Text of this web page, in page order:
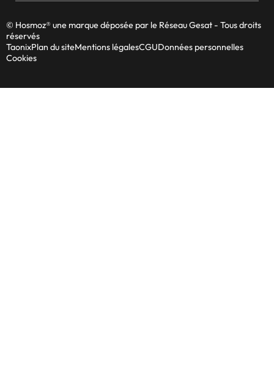
© Hosmoz® une marque déposée par le Réseau Gesat - Tous droits
réservés
TaonixPlan du siteMentions légalesCGUDonnées personnelles
Cookies